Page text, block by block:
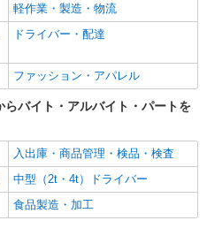
5-14-28）
1440円 ※経験等による ★早朝時
）時給＋100円 ★希望収入があり
談いただければ希望条件に合うか
します。 ★時間外手当別途支給 ★上
い向上手当を含みます。 ★働きが
模原市中央区淵野辺3丁目2-24
経験者・有資格者歓迎
学歴不問
ミドル（40代～）活躍中
バイク通勤OK
残業ほぼなし
転勤なし
軽作業・製造・物流
ドライバー・配達
ファッション・アパレル
バイト・アルバイト・パートを
入出庫・商品管理・検品・検査
中型（2t・4t）ドライバー
食品製造・加工